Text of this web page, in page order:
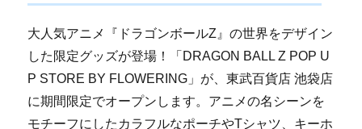
大人気アニメ『ドラゴンボールZ』の世界をデザイン
した限定グッズが登場！「DRAGON BALL Z POP U
P STORE BY FLOWERING」が、東武百貨店 池袋店
に期間限定でオープンします。アニメの名シーンを
モチーフにしたカラフルなポーチやTシャツ、キーホ